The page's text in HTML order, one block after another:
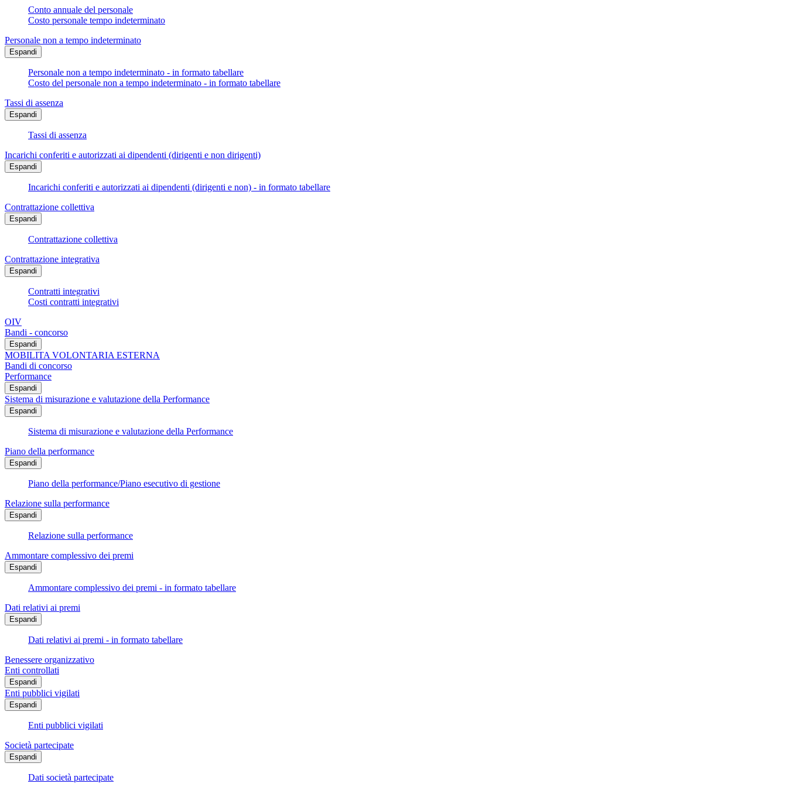
Conto annuale del personale
Costo personale tempo indeterminato
Personale non a tempo indeterminato
Espandi
Personale non a tempo indeterminato - in formato tabellare
Costo del personale non a tempo indeterminato - in formato tabellare
Tassi di assenza
Espandi
Tassi di assenza
Incarichi conferiti e autorizzati ai dipendenti (dirigenti e non dirigenti)
Espandi
Incarichi conferiti e autorizzati ai dipendenti (dirigenti e non) - in formato tabellare
Contrattazione collettiva
Espandi
Contrattazione collettiva
Contrattazione integrativa
Espandi
Contratti integrativi
Costi contratti integrativi
OIV
Bandi - concorso
Espandi
MOBILITA VOLONTARIA ESTERNA
Bandi di concorso
Performance
Espandi
Sistema di misurazione e valutazione della Performance
Espandi
Sistema di misurazione e valutazione della Performance
Piano della performance
Espandi
Piano della performance/Piano esecutivo di gestione
Relazione sulla performance
Espandi
Relazione sulla performance
Ammontare complessivo dei premi
Espandi
Ammontare complessivo dei premi - in formato tabellare
Dati relativi ai premi
Espandi
Dati relativi ai premi - in formato tabellare
Benessere organizzativo
Enti controllati
Espandi
Enti pubblici vigilati
Espandi
Enti pubblici vigilati
Società partecipate
Espandi
Dati società partecipate